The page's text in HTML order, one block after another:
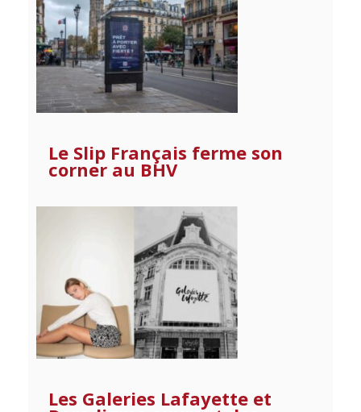
Le Slip Français ferme son
corner au BHV
Les Galeries Lafayette et